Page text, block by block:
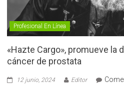
Profesional En Línea
«Hazte Cargo», promueve la
cáncer de prostata
12 junio, 2024 Editor